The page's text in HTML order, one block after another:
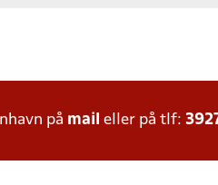
på mail eller på tlf: